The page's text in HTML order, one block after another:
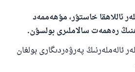
ئاللاھقا خاستۇر، مۇھەممەد
رەھمەت سالاملىرى بولسۇن.
ئالەملەرنىڭ پەرۋەردىگارى بولغان